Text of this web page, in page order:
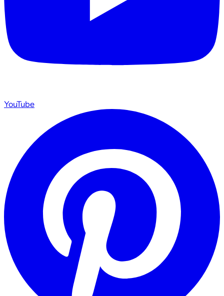
YouTube